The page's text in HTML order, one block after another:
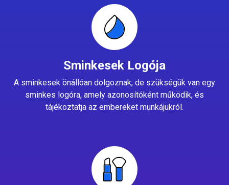
Sminkesek Logója
A sminkesek önállóan dolgoznak, de szükségük van egy
sminkes logóra, amely azonosítóként működik, és
tájékoztatja az embereket munkájukról.